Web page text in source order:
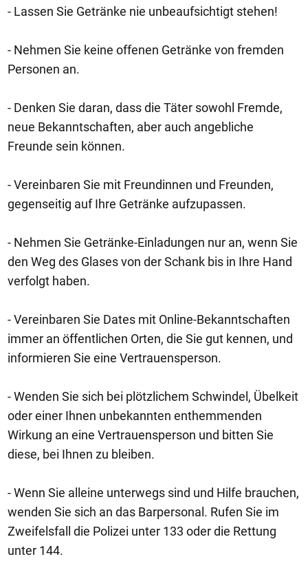
- Lassen Sie Getränke nie unbeaufsichtigt stehen!
- Nehmen Sie keine offenen Getränke von fremden
Personen an.
- Denken Sie daran, dass die Täter sowohl Fremde,
neue Bekanntschaften, aber auch angebliche
Freunde sein können.
- Vereinbaren Sie mit Freundinnen und Freunden,
gegenseitig auf Ihre Getränke aufzupassen.
- Nehmen Sie Getränke-Einladungen nur an, wenn Sie
den Weg des Glases von der Schank bis in Ihre Hand
verfolgt haben.
- Vereinbaren Sie Dates mit Online-Bekanntschaften
immer an öffentlichen Orten, die Sie gut kennen, und
informieren Sie eine Vertrauensperson.
- Wenden Sie sich bei plötzlichem Schwindel, Übelkeit
oder einer Ihnen unbekannten enthemmenden
Wirkung an eine Vertrauensperson und bitten Sie
diese, bei Ihnen zu bleiben.
- Wenn Sie alleine unterwegs sind und Hilfe brauchen,
wenden Sie sich an das Barpersonal. Rufen Sie im
Zweifelsfall die Polizei unter 133 oder die Rettung
unter 144.